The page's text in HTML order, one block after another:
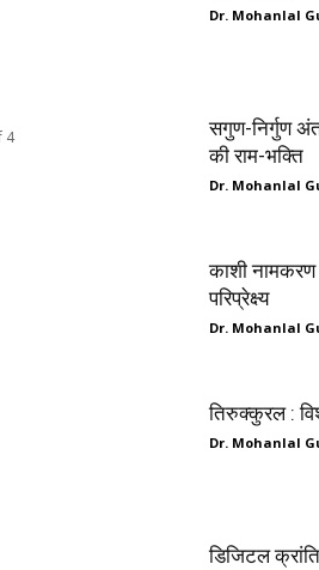
4
Dr. Mohanlal
सगुण-निर्गुण
की राम-भक्ति
Dr. Mohanlal
काशी नामकरण
परिप्रेक्ष्य
Dr. Mohanlal
तिरुक्कुरल :
Dr. Mohanlal
डिजिटल